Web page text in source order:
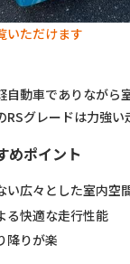
いただけます
動車でありながら
グレードは力強い
めポイント
い広々とした室内空
る快適な走行性能
降りが楽